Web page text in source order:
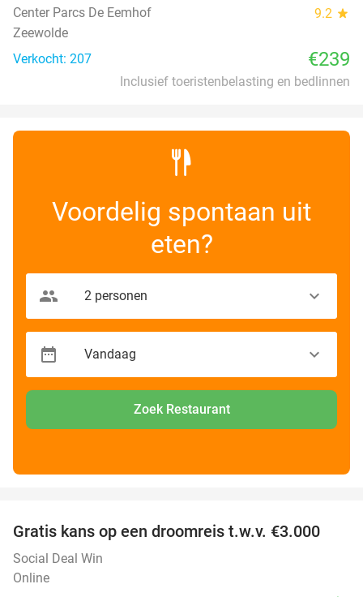
Center Parcs De Eemhof 9.2 star
Zeewolde
Verkocht: 207
€239
Inclusief toeristenbelasting en bedlinnen
Voordelig spontaan uit
eten?
Zoek Restaurant
Gratis kans op een droomreis t.w.v. €3.000
Social Deal Win
Online